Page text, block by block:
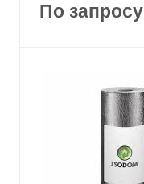
По запросу